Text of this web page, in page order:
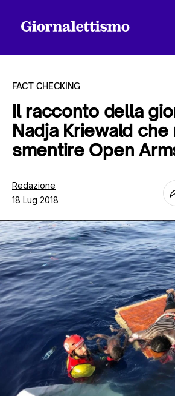
Tutti gli articoli
Chi siamo
Contatti
FACT CHECKING
Il racconto della
Nadja Kriewald che
smentire Open
Redazione
18 Lug 2018